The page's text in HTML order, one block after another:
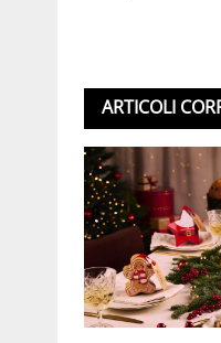
ARTICOLI